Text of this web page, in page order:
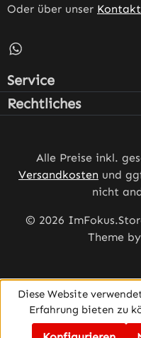
Oder über unser
Schreib uns auf
Service
Rechtliches
Alle Preise inkl.
Versandkosten und
nicht
© 2026
Theme by
Diese Website
Erfahrung bieten zu